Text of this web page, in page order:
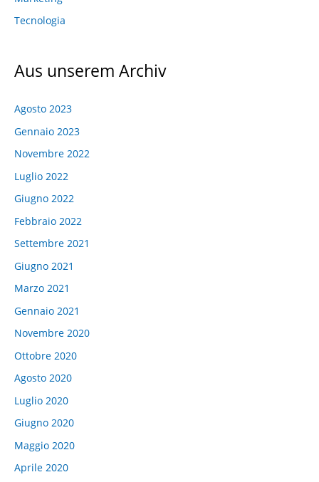
Tecnologia
Aus unserem Archiv
Agosto 2023
Gennaio 2023
Novembre 2022
Luglio 2022
Giugno 2022
Febbraio 2022
Settembre 2021
Giugno 2021
Marzo 2021
Gennaio 2021
Novembre 2020
Ottobre 2020
Agosto 2020
Luglio 2020
Giugno 2020
Maggio 2020
Aprile 2020